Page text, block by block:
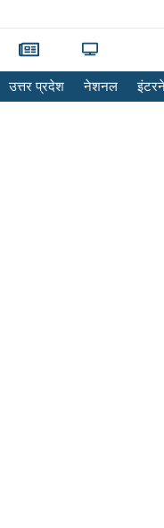
उत्तर प्रदेश नेशनल